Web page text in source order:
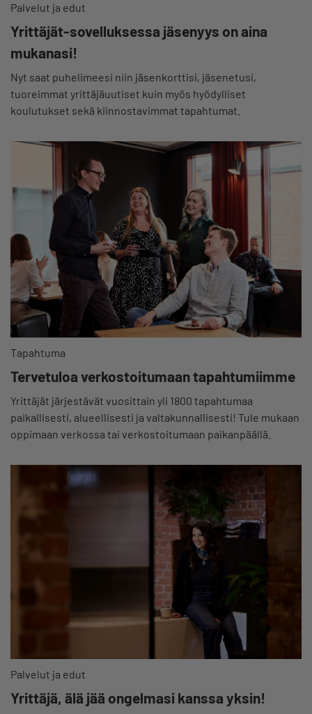
Palvelut ja edut
Yrittäjät-sovelluksessa jäsenyys on aina
mukanasi!
Nyt saat puhelimeesi niin jäsenkorttisi, jäsenetusi,
tuoreimmat yrittäjäuutiset kuin myös hyödylliset
koulutukset sekä kiinnostavimmat tapahtumat.
Tapahtuma
Tervetuloa verkostoitumaan tapahtumiimme
Yrittäjät järjestävät vuosittain yli 1800 tapahtumaa
paikallisesti, alueellisesti ja valtakunnallisesti! Tule mukaan
oppimaan verkossa tai verkostoitumaan paikanpäällä.
Palvelut ja edut
Yrittäjä, älä jää ongelmasi kanssa yksin!